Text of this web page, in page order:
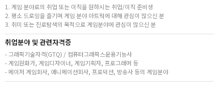
1. 게임 분야로의 취업 또는 이직을 원하시는 취업/이직 준비생
2. 평소 드로잉을 즐기며 게임 분야 아트웍에 대해 관심이 많으신 분
3. 취미 또는 진로탐색의 목적으로 게임분야에 관심이 많으신 분
취업분야 및 관련자격증
- 그래픽기술자격(GTQ) / 컴퓨터그래픽스운용기능사
- 게임원화가, 게임디자이너, 게임기획자, 프로그래머 등
- 메이저 게임회사, 애니메이션회사, 프로덕션, 방송사 등의 게임분야